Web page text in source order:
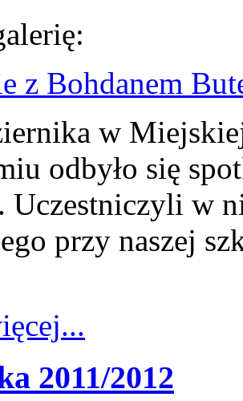
z Bohdanem
w
odbyło się
Uczestniczyli w
przy naszej
2011/2012